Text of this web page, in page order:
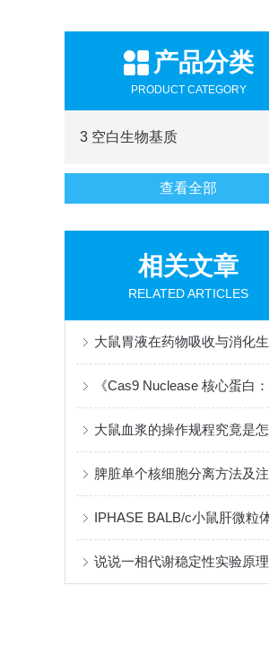
产品分类
PRODUCT CATEGORY
3 空白生物基质
查看全部
相关文章
RELATED ARTICLES
说说一相代谢稳定性实验原理